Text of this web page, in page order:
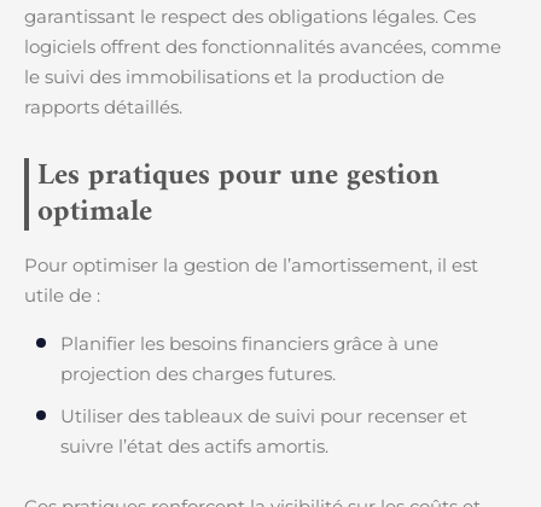
garantissant le respect des obligations légales. Ces
logiciels offrent des fonctionnalités avancées, comme
le suivi des immobilisations et la production de
rapports détaillés.
Les pratiques pour une gestion
optimale
Pour optimiser la gestion de l’amortissement, il est
utile de :
Planifier les besoins financiers grâce à une
projection des charges futures.
Utiliser des tableaux de suivi pour recenser et
suivre l’état des actifs amortis.